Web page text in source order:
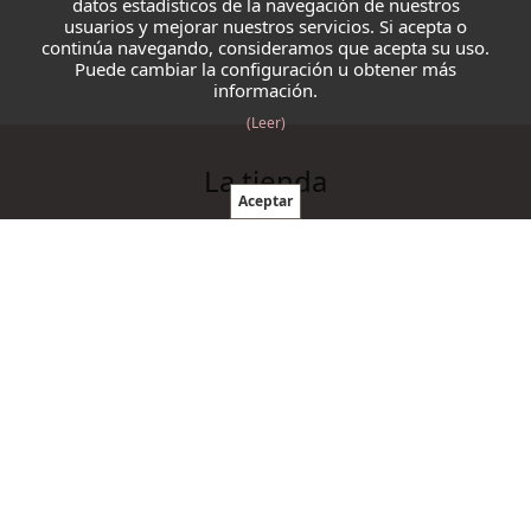
datos estadísticos de la navegación de nuestros
usuarios y mejorar nuestros servicios. Si acepta o
continúa navegando, consideramos que acepta su uso.
Puede cambiar la configuración u obtener más
información.
(Leer)
La tienda
Blazmo